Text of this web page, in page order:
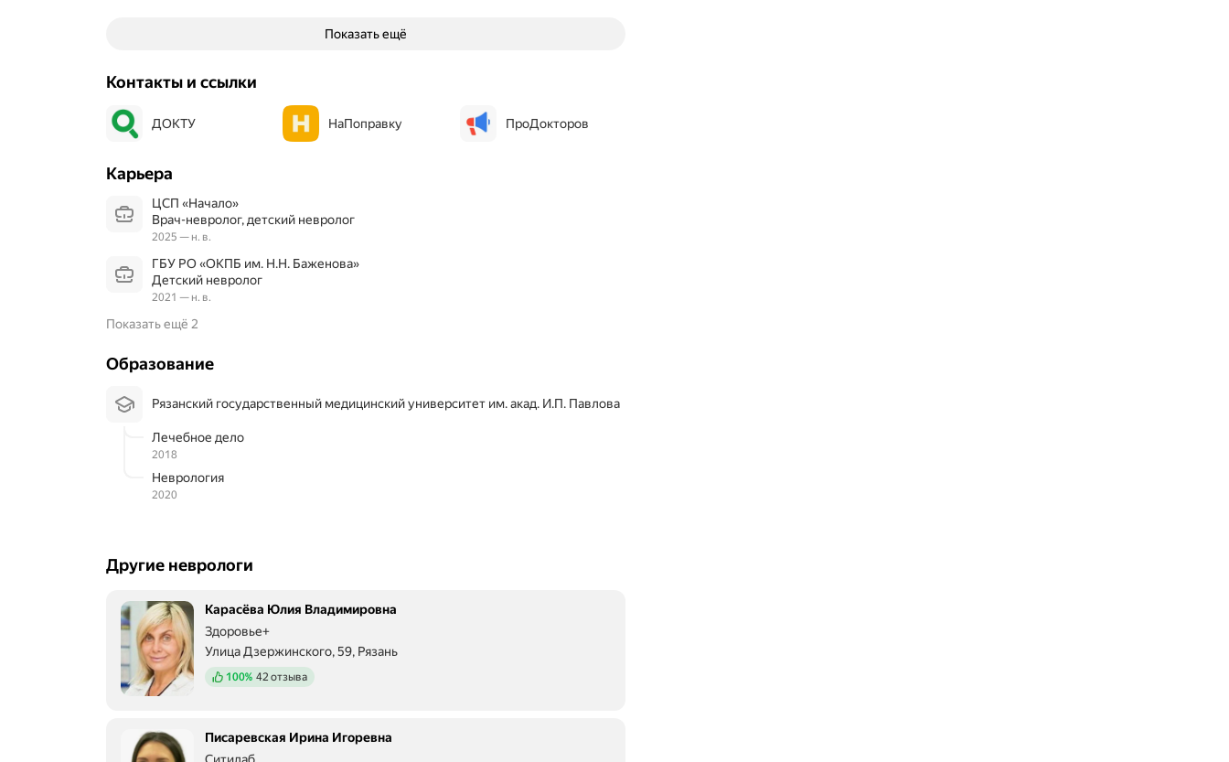
Показать ещё
Контакты и ссылки
ДОКТУ НаПоправку ПроДокторов
Карьера
ЦСП «Начало»
Врач-невролог, детский невролог
2025 — н. в.
ГБУ РО «ОКПБ им. Н.Н. Баженова»
Детский невролог
2021 — н. в.
Показать ещё 2
Образование
Рязанский государственный медицинский университет им. акад. И.П. Павлова
Лечебное дело
2018
Неврология
2020
Другие неврологи
Карасёва Юлия Владимировна
Здоровье+
Улица Дзержинского, 59, Рязань
Положительных отзывов
100% 42 отзыва
Писаревская Ирина Игоревна
Ситилаб